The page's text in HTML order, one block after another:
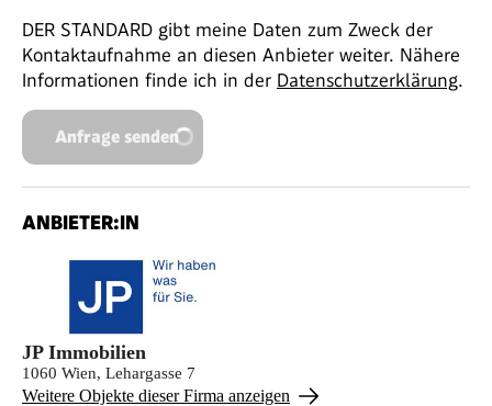
DER STANDARD gibt meine Daten zum Zweck der
Kontaktaufnahme an diesen Anbieter weiter. Nähere
Informationen finde ich in der Datenschutzerklärung.
Anfrage senden
ANBIETER:IN
JP Immobilien
1060 Wien, Lehargasse 7
Weitere Objekte dieser Firma anzeigen